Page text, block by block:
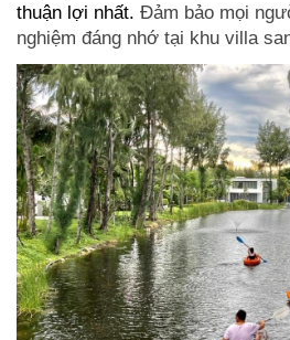
thuận lợi nhất. Đảm bảo mọi
nghiệm đáng nhớ tại khu villa